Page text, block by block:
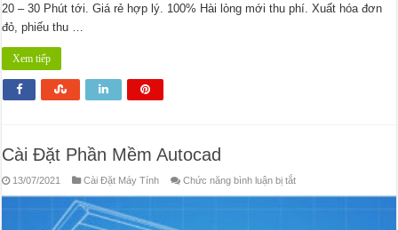
20 – 30 Phút tới. Giá rẻ hợp lý. 100% Hài lòng mới thu phí. Xuất hóa đơn
đỏ, phiếu thu …
Xem tiếp
Cài Đặt Phần Mềm Autocad
13/07/2021 Cài Đặt Máy Tính Chức năng bình luận bị tắtở
Đặt